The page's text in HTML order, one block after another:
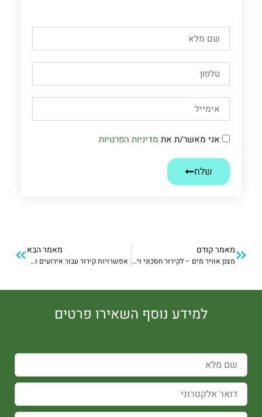
אני מאשר/ת את מדיניות הפרטיות
שלח
מאמר קודם
מצנן אוויר מים – לקירור חסכוני ויעיל
מאמר הבא
אפשרויות קירור עבור אירועים ומסיבות קיץ
למידע נוסף השאירו פרטים